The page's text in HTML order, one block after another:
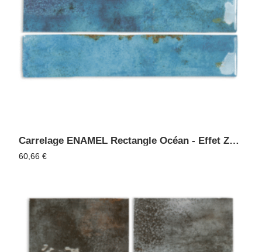
Carrelage ENAMEL Rectangle Océan - Effet Zellige, Faïence Murale
60,66€